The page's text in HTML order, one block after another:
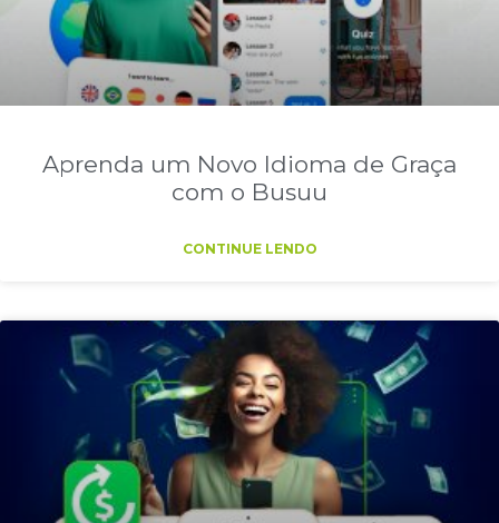
Aprenda um Novo Idioma de Graça
com o Busuu
CONTINUE LENDO